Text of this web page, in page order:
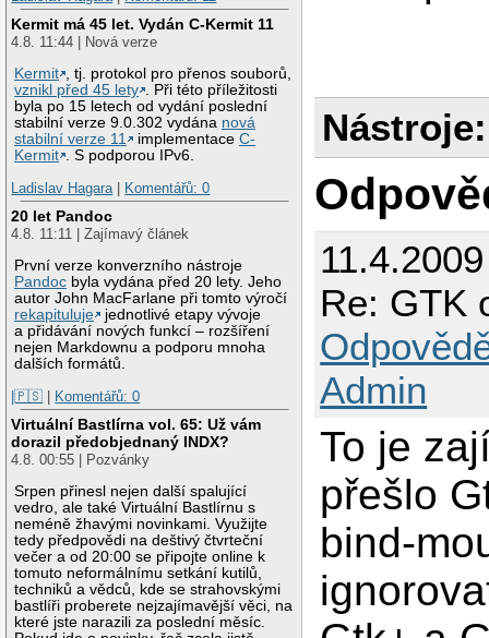
Kermit má 45 let. Vydán C-Kermit 11
4.8. 11:44 | Nová verze
Kermit , tj. protokol pro přenos souborů,
vznikl před 45 lety . Při této příležitosti
byla po 15 letech od vydání poslední
stabilní verze 9.0.302 vydána nová
stabilní verze 11
implementaceC-
Kermit . S podporou IPv6.
Ladislav Hagara | Komentářů: 0
20 let Pandoc
4.8. 11:11 | Zajímavý článek
První verze konverzního nástroje
Pandoc byla vydána před 20 lety. Jeho
autor John MacFarlane při tomto výročí
rekapituluje
jednotlivé etapy vývoje
a přidávání nových funkcí – rozšíření
nejen Markdownu a podporu mnoha
dalších formátů.
|🇵🇸 | Komentářů: 0
Virtuální Bastlírna vol. 65: Už vám
dorazil předobjednaný INDX?
4.8. 00:55 | Pozvánky
Srpen přinesl nejen další spalující
vedro, ale také Virtuální Bastlírnu s
neméně žhavými novinkami. Využijte
tedy předpovědi na deštivý čtvrteční
večer a od 20:00 se připojte online k
tomuto neformálnímu setkání kutilů,
techniků a vědců, kde se strahovskými
bastlíři proberete nejzajímavější věci, na
které jste narazili za poslední měsíc.
Nástroje:
Re: GTK
Admin
To je
přešlo
bind-